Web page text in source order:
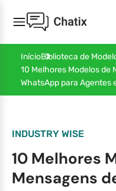
InícioBiblioteca de
10 Melhores Modelos de
WhatsApp para Agentes
INDUSTRY WISE
10 Melhores
Mensagens